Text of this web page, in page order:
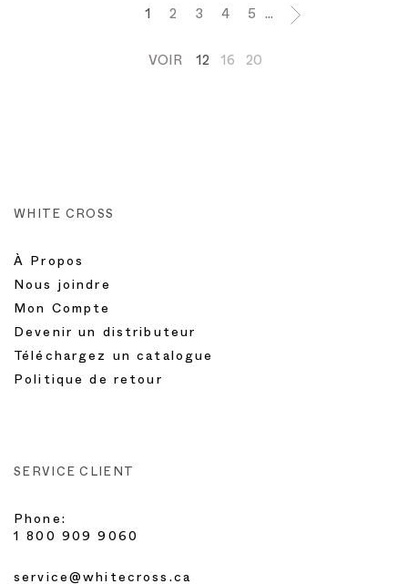
2 3 4 5 ...
VOIR 12 16 20
WHITE CROSS
À Propos
Nous joindre
Mon Compte
Devenir un distributeur
Téléchargez un catalogue
Politique de retour
SERVICE CLIENT
Phone:
1 800 909 9060
service@whitecross.ca